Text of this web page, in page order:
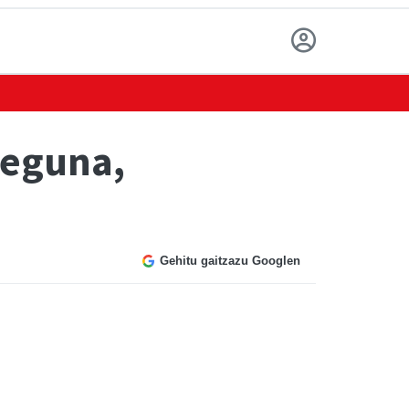
Gehitu gaitzazu Googlen